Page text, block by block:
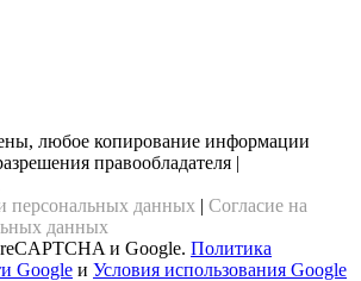
любое копирование информации
правообладателя |
персональных данных | Согласие на
данных
и Google. Политика
Google и Условия использования Google